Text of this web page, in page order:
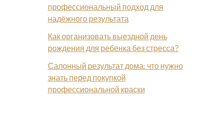
профессиональный подход для
надёжного результата
Как организовать выездной день
рождения для ребенка без стресса?
Салонный результат дома: что нужно
знать перед покупкой
профессиональной краски